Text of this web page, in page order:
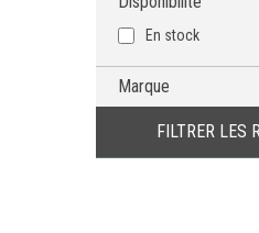
En stock
Marque
OMRON
FILTRER LES